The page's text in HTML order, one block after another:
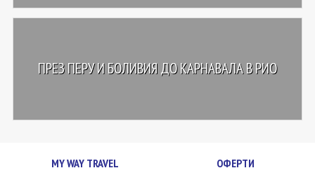
ПРЕЗ ПЕРУ И БОЛИВИЯ ДО КАРНАВАЛА В РИО
MY WAY TRAVEL ОФЕРТИ